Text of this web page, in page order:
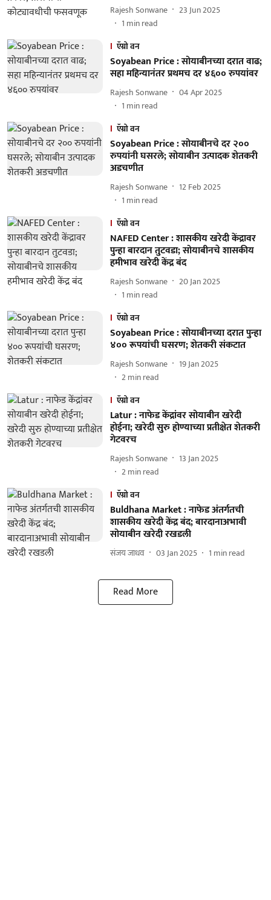
Rajesh Sonwane
23 Jun 2025
1 min read
ऍग्रो वन
Soyabean Price : सोयाबीनच्या दरात वाढ;
सहा महिन्यानंतर प्रथमच दर ४६०० रुपयांवर
Rajesh Sonwane
04 Apr 2025
1 min read
ऍग्रो वन
Soyabean Price : सोयाबीनचे दर २००
रुपयांनी घसरले; सोयाबीन उत्पादक शेतकरी
अडचणीत
Rajesh Sonwane
12 Feb 2025
1 min read
ऍग्रो वन
NAFED Center : शासकीय खरेदी केंद्रावर
पुन्हा बारदान तुटवडा; सोयाबीनचे शासकीय
हमीभाव खरेदी केंद्र बंद
Rajesh Sonwane
20 Jan 2025
1 min read
ऍग्रो वन
Soyabean Price : सोयाबीनच्या दरात पुन्हा
४०० रूपयांची घसरण; शेतकरी संकटात
Rajesh Sonwane
19 Jan 2025
2min read
ऍग्रो वन
Latur : नाफेड केंद्रांवर सोयाबीन खरेदी
होईना; खरेदी सुरु होण्याच्या प्रतीक्षेत शेतकरी
गेटवरच
Rajesh Sonwane
13 Jan 2025
2min read
ऍग्रो वन
Buldhana Market : नाफेड अंतर्गतची
शासकीय खरेदी केंद्र बंद; बारदानाअभावी
सोयाबीन खरेदी रखडली
संजय जाधव 03 Jan 2025 1 min read
Read More